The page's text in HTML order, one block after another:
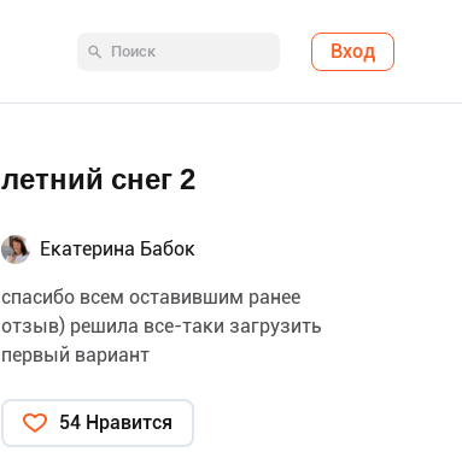
Вход
летний снег 2
Екатерина Бабок
спасибо всем оставившим ранее
отзыв) решила все-таки загрузить
первый вариант
54 Нравится